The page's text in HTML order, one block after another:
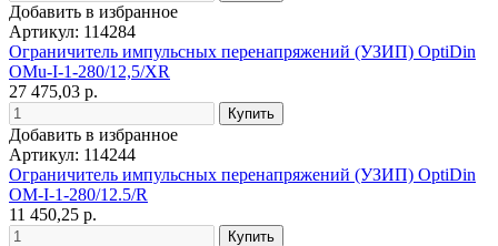
Добавить в избранное
Артикул: 114284
Ограничитель импульсных перенапряжений (УЗИП) OptiDin
OMu-I-1-280/12,5/XR
27 475,03 р.
Добавить в избранное
Артикул: 114244
Ограничитель импульсных перенапряжений (УЗИП) OptiDin
OM-I-1-280/12.5/R
11 450,25 р.